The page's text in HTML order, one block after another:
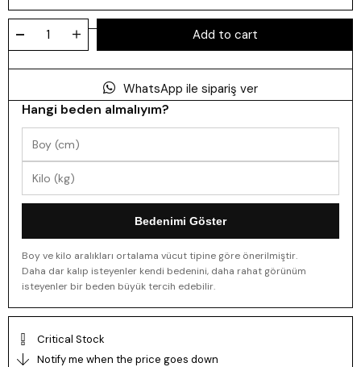
WhatsApp ile sipariş ver
Hangi beden almalıyım?
Bedenimi Göster
Boy ve kilo aralıkları ortalama vücut tipine göre önerilmiştir.
Daha dar kalıp isteyenler kendi bedenini, daha rahat görünüm
isteyenler bir beden büyük tercih edebilir.
Critical Stock
Notify me when the price goes down